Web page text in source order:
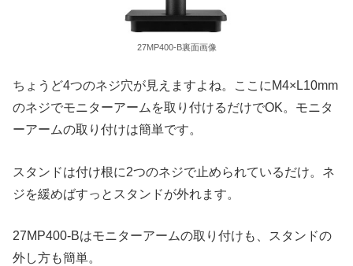
27MP400-B裏面画像
ちょうど4つのネジ穴が見えますよね。ここにM4×L10mm
のネジでモニターアームを取り付けるだけでOK。モニタ
ーアームの取り付けは簡単です。
スタンドは付け根に2つのネジで止められているだけ。ネ
ジを緩めばすっとスタンドが外れます。
27MP400-Bはモニターアームの取り付けも、スタンドの
外し方も簡単。